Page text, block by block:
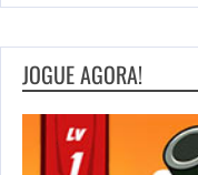
JOGUE AGORA!